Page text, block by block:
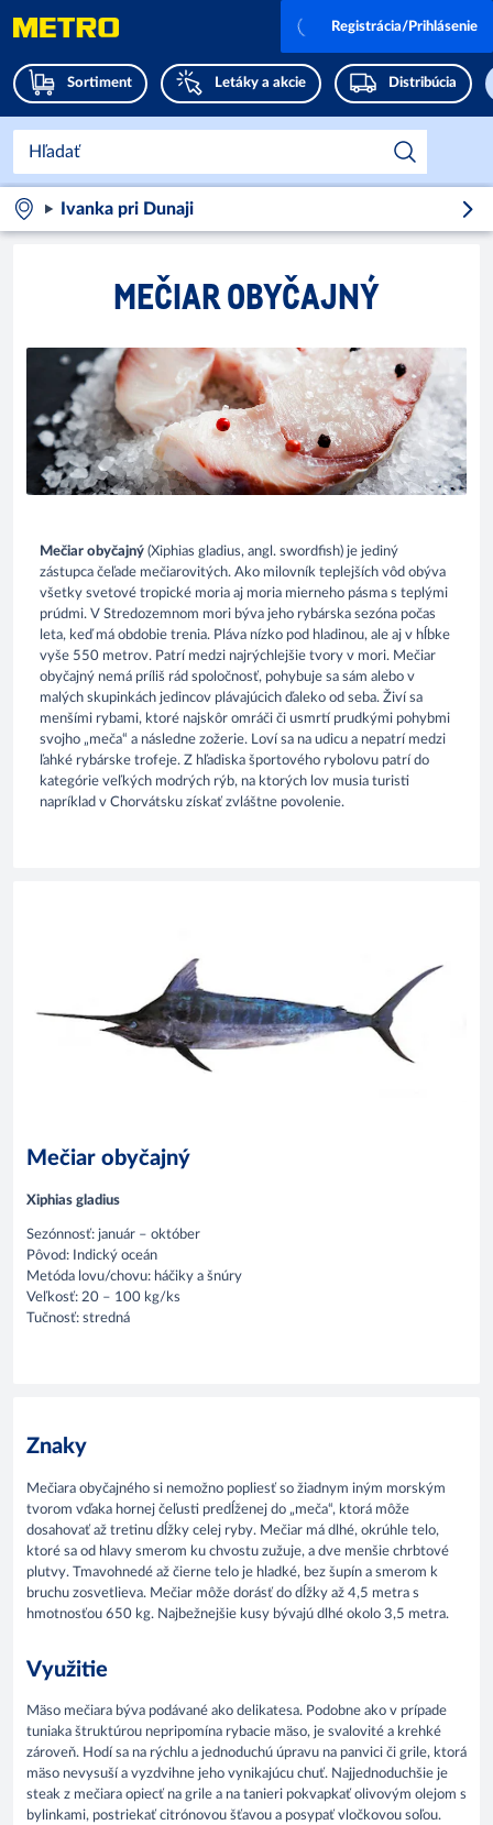
Sortiment Letáky a akcie Distribúcia
Registrácia/Prihlásenie
Ivanka pri Dunaji
MEČIAR OBYČAJNÝ
Mečiar obyčajný (Xiphias gladius, angl. swordfish) je jediný
zástupca čeľade mečiarovitých. Ako milovník teplejších vôd obýva
všetky svetové tropické moria aj moria mierneho pásma s teplými
prúdmi. V Stredozemnom mori býva jeho rybárska sezóna počas
leta, keď má obdobie trenia. Pláva nízko pod hladinou, ale aj v hĺbke
vyše 550 metrov. Patrí medzi najrýchlejšie tvory v mori. Mečiar
obyčajný nemá príliš rád spoločnosť, pohybuje sa sám alebo v
malých skupinkách jedincov plávajúcich ďaleko od seba. Živí sa
menšími rybami, ktoré najskôr omráči či usmrtí prudkými pohybmi
svojho „meča“ a následne zožerie. Loví sa na udicu a nepatrí medzi
ľahké rybárske trofeje. Z hľadiska športového rybolovu patrí do
kategórie veľkých modrých rýb, na ktorých lov musia turisti
napríklad v Chorvátsku získať zvláštne povolenie.
Mečiar obyčajný
Xiphias gladius
Sezónnosť: január – október
Pôvod: Indický oceán
Metóda lovu/chovu: háčiky a šnúry
Veľkosť: 20 – 100 kg/ks
Tučnosť: stredná
Znaky
Mečiara obyčajného si nemožno popliesť so žiadnym iným morským
tvorom vďaka hornej čeľusti predĺženej do „meča“, ktorá môže
dosahovať až tretinu dĺžky celej ryby. Mečiar má dlhé, okrúhle telo,
ktoré sa od hlavy smerom ku chvostu zužuje, a dve menšie chrbtové
plutvy. Tmavohnedé až čierne telo je hladké, bez šupín a smerom k
bruchu zosvetlieva. Mečiar môže dorásť do dĺžky až 4,5 metra s
hmotnosťou 650 kg. Najbežnejšie kusy bývajú dlhé okolo 3,5 metra.
Využitie
Mäso mečiara býva podávané ako delikatesa. Podobne ako v prípade
tuniaka štruktúrou nepripomína rybacie mäso, je svalovité a krehké
zároveň. Hodí sa na rýchlu a jednoduchú úpravu na panvici či grile, ktorá
mäso nevysuší a vyzdvihne jeho vynikajúcu chuť. Najjednoduchšie je
steak z mečiara opiecť na grile a na tanieri pokvapkať olivovým olejom s
bylinkami, postriekať citrónovou šťavou a posypať vločkovou soľou.